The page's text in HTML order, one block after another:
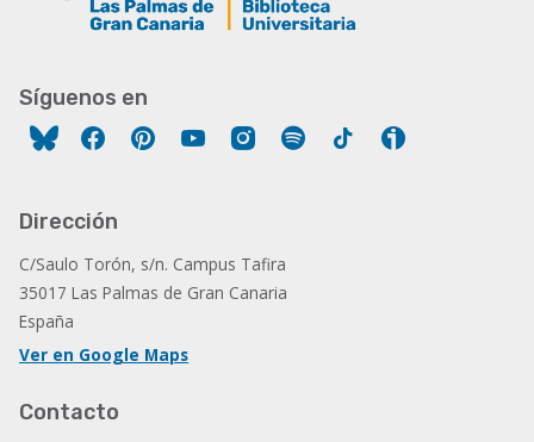
Síguenos en
FacebookPinterestYouTubeInstagram
Spotify Tiktok
Dirección
C/Saulo Torón, s/n. Campus Tafira
35017 Las Palmas de Gran Canaria
España
Ver en Google Maps
Contacto